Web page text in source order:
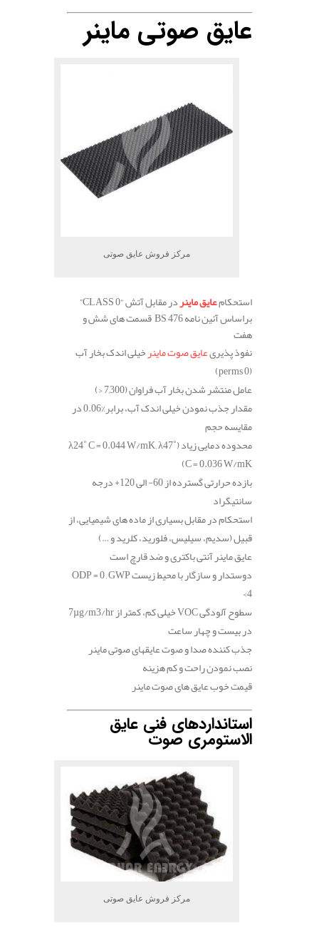
عایق صوتی ماینر
مرکز فروش عایق صوتی
استحکامعایق ماینردر مقابل آتش“CLASS 0”
براساس آئین نامهBS 476قسمت های شش و
هفت
نفوذ پذیریعایق صوت ماینرخیلی اندک بخار آب
(perms 0)
عامل منتشر شدن بخار آب فراوان(7,300 <)
مقدار جذب نمودن خیلی اندک آب، برابر%0.06
در
مقایسه حجم
محدوده دمایی زیاد (λ24˚ C = 0.044 W/mK; λ47˚
C = 0.036 W/mK)
بازده حرارتی گسترده از 60- الی 120+ درجه
سانتیگراد
استحکام در مقابل بسیاری از ماده های شیمیایی، از
قبیل (سدیم، سیلیس، فلورید، کلرید و …)
عایق ماینر آنتی باکتری و ضد قارچ است
دوستدار و سازگار با محیط زیستODP = 0 , GWP
<4
سطوح آلودگیVOCخیلی کم، کمتر از7µg/m3/hr
در بیست و چهار ساعت
جذب کننده صدا و صوت عایقهای صوتی ماینر
نصب نمودن راحت و کم هزینه
قیمت خوب عایق های صوت ماینر
استانداردهای فنی عایق
الاستومری صوت
مرکز فروش عایق صوتی